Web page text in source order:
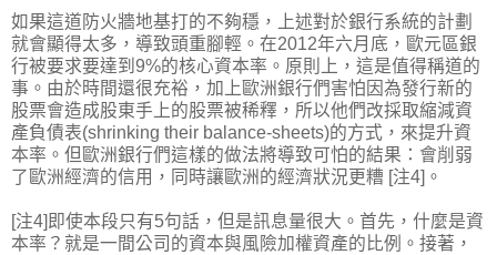
如果這道防火牆地基打的不夠穩，上述對於銀行系統的計劃
就會顯得太多，導致頭重腳輕。在2012年六月底，歐元區銀
行被要求要達到9%的核心資本率。原則上，這是值得稱道的
事。由於時間還很充裕，加上歐洲銀行們害怕因為發行新的
股票會造成股東手上的股票被稀釋，所以他們改採取縮減資
產負債表(shrinking their balance-sheets)的方式，來提升資
本率。但歐洲銀行們這樣的做法將導致可怕的結果：會削弱
了歐洲經濟的信用，同時讓歐洲的經濟狀況更糟 [注4]。
[注4]即使本段只有5句話，但是訊息量很大。首先，什麼是資
本率？就是一間公司的資本與風險加權資產的比例。接著，